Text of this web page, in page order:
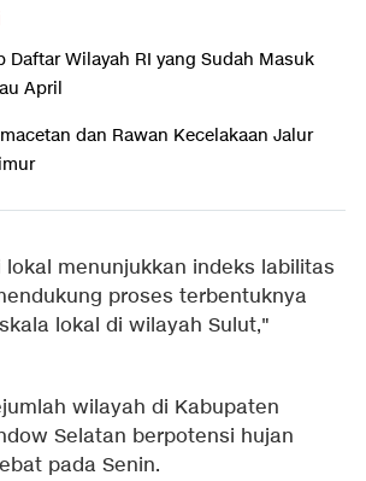
Daftar Wilayah RI yang Sudah Masuk
April
dan Rawan Kecelakaan Jalur
lokal menunjukkan indeks labilitas
proses terbentuknya
lokal di wilayah Sulut,"
wilayah di Kabupaten
Selatan berpotensi hujan
pada Senin.